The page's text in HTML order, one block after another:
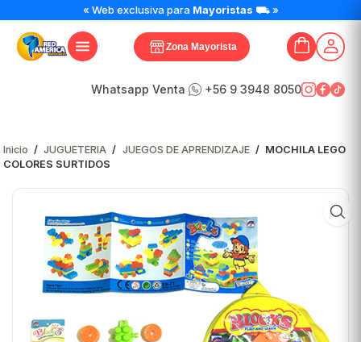
« Web exclusiva para Mayoristas ⛟ »
Zona Mayorista
Whatsapp Venta +56 9 3948 8050
Inicio / JUGUETERIA / JUEGOS DE APRENDIZAJE / MOCHILA LEGO
COLORES SURTIDOS